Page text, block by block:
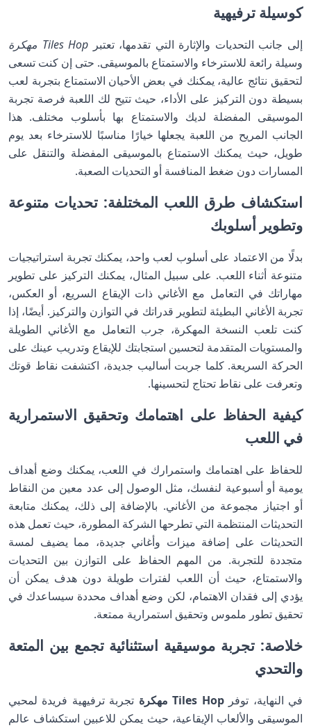
كوسيلة ترفيهية
إلى جانب التحديات والإثارة التي تقدمها، تعتبر Tiles Hop مهكرة
وسيلة رائعة للاسترخاء والاستمتاع بالموسيقى. حتى إن كنت تسعى
لتحقيق نتائج عالية، يمكنك في بعض الأحيان الاستمتاع بتجربة لعب
بسيطة دون التركيز على الأداء، حيث تتيح لك اللعبة فرصة تجربة
الموسيقى المفضلة لديك والاستمتاع بها بأسلوب مختلف. هذا
الجانب المريح من اللعبة يجعلها خيارًا مناسبًا للاسترخاء بعد يوم
طويل، حيث يمكنك الاستمتاع بالموسيقى المفضلة والتنقل على
المسارات دون ضغط المنافسة أو التحديات الصعبة.
استكشاف طرق اللعب المختلفة: تحديات متنوعة
وتطوير أسلوبك
بدلًا من الاعتماد على أسلوب لعب واحد، يمكنك تجربة استراتيجيات
متنوعة أثناء اللعب. على سبيل المثال، يمكنك التركيز على تطوير
مهاراتك في التعامل مع الأغاني ذات الإيقاع السريع، أو العكس،
تجربة الأغاني البطيئة لتطوير قدراتك في التوازن والتركيز. أيضًا، إذا
كنت تلعب النسخة المهكرة، جرب التعامل مع الأغاني الطويلة
والمستويات المتقدمة لتحسين استجابتك للإيقاع وتدريب عينك على
الحركة السريعة. كلما جربت أساليب جديدة، اكتشفت نقاط قوتك
وتعرفت على نقاط تحتاج لتحسينها.
كيفية الحفاظ على اهتمامك وتحقيق الاستمرارية
في اللعب
للحفاظ على اهتمامك واستمرارك في اللعب، يمكنك وضع أهداف
يومية أو أسبوعية لنفسك، مثل الوصول إلى عدد معين من النقاط
أو اجتياز مجموعة من الأغاني. بالإضافة إلى ذلك، يمكنك متابعة
التحديثات المنتظمة التي تطرحها الشركة المطورة، حيث تعمل هذه
التحديثات على إضافة ميزات وأغاني جديدة، مما يضيف لمسة
متجددة للتجربة. من المهم الحفاظ على التوازن بين التحديات
والاستمتاع، حيث أن اللعب لفترات طويلة دون هدف يمكن أن
يؤدي إلى فقدان الاهتمام، لكن وضع أهداف محددة سيساعدك في
تحقيق تطور ملموس وتحقيق استمرارية ممتعة.
خلاصة: تجربة موسيقية استثنائية تجمع بين المتعة
والتحدي
في النهاية، توفرTiles Hop مهكرة
تجربة ترفيهية فريدة لمحبي
الموسيقى والألعاب الإيقاعية، حيث يمكن للاعبين استكشاف عالم